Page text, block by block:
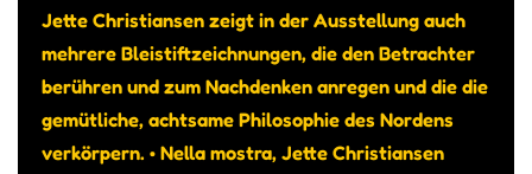
Jette Christiansen zeigt in der Ausstellung auch
mehrere Bleistiftzeichnungen, die den Betrachter
berühren und zum Nachdenken anregen und die die
gemütliche, achtsame Philosophie des Nordens
verkörpern. • Nella mostra, Jette Christiansen